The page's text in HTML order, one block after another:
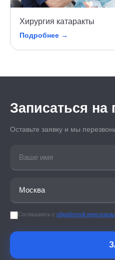
Хирургия катаракты
Подробнее →
Записаться на
Оставьте заявку и мы
Соглашаюсь с обработкой